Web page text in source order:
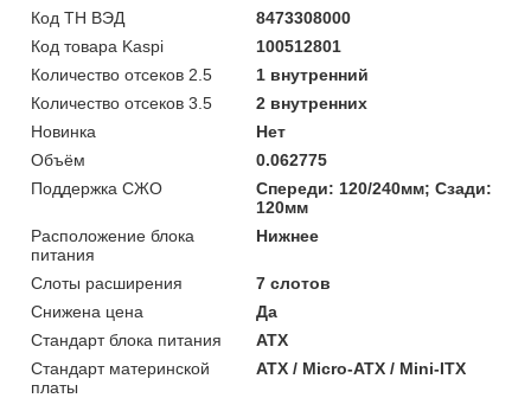
Код ТН ВЭД
8473308000
Код товара Kaspi
100512801
Количество отсеков 2.5
1 внутренний
Количество отсеков 3.5
2 внутренних
Новинка
Нет
Объём
0.062775
Поддержка СЖО
Спереди: 120/240мм; Сзади:
120мм
Расположение блока
питания
Нижнее
Слоты расширения
7 слотов
Снижена цена
Да
Стандарт блока питания
ATX
Стандарт материнской
платы
ATX / Micro-ATX / Mini-ITX